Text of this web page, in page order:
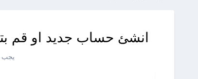
انشئ حساب جديد او قم
يجب